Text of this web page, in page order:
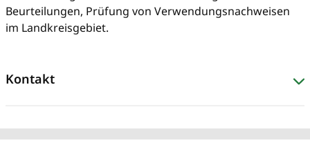
Beurteilungen, Prüfung von Verwen­dungsnachweisen
im Landkreisgebiet.
Kontakt